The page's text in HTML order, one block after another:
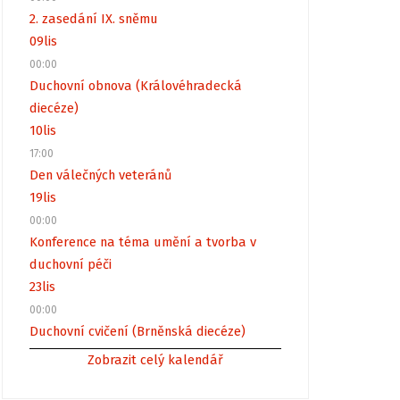
2. zasedání IX. sněmu
09lis
00:00
Duchovní obnova (Královéhradecká
diecéze)
10lis
17:00
Den válečných veteránů
19lis
00:00
Konference na téma umění a tvorba v
duchovní péči
23lis
00:00
Duchovní cvičení (Brněnská diecéze)
Zobrazit celý kalendář